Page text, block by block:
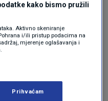
ikuda dalje od
škole na kojoj
kako bismo pružili
Aktivno skeniranje
i/ili pristup podacima na
mjerenje oglašavanja i
Prihvaćam